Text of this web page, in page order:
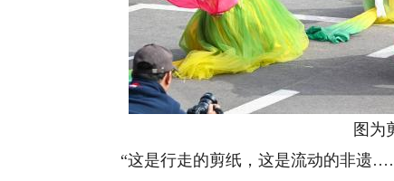
图为剪
“这是行走的剪纸，这是流动的非遗